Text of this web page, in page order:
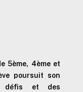
5ème, 4ème et
poursuit son
défis et des